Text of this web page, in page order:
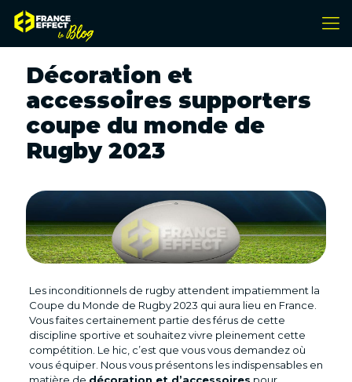
Décoration et
accessoires supporters
coupe du monde de
Rugby 2023
Les inconditionnels de rugby attendent impatiemment la
Coupe du Monde de Rugby 2023 qui aura lieu en France.
Vous faites certainement partie des férus de cette
discipline sportive et souhaitez vivre pleinement cette
compétition. Le hic, c’est que vous vous demandez où
vous équiper. Nous vous présentons les indispensables en